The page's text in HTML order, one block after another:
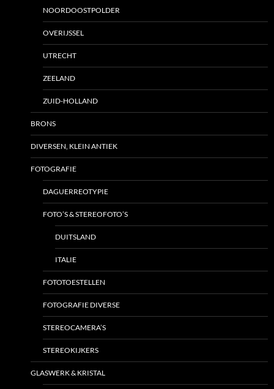
NOORDOOSTPOLDER
OVERIJSSEL
UTRECHT
ZEELAND
ZUID-HOLLAND
BRONS
DIVERSEN, KLEIN ANTIEK
FOTOGRAFIE
DAGUERREOTYPIE
FOTO’S & STEREOFOTO’S
DUITSLAND
ITALIE
FOTOTOESTELLEN
FOTOGRAFIE DIVERSE
STEREOCAMERA’S
STEREOKIJKERS
GLASWERK & KRISTAL